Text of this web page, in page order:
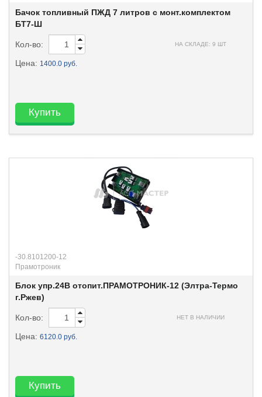
Бачок топливный ПЖД 7 литров с монт.комплектом
БТ7-Ш
Кол-во: НА СКЛАДЕ: 9 ШТ
Цена: 1400.0 руб.
Купить
-30.8101200-12
Прамотроник
Блок упр.24В отопит.ПРАМОТРОНИК-12 (Элтра-Термо
г.Ржев)
Кол-во: НЕТ В НАЛИЧИИ
Цена: 6120.0 руб.
Купить